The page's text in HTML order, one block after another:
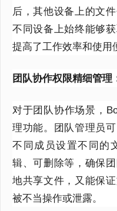
后，其他设备上的文
不同设备上始终能够
提高了工作效率和使用
团队协作权限精细管理
对于团队协作场景，
理功能。团队管理员
不同成员设置不同的
辑、可删除等，确保
地共享文件，又能保
被不当操作或泄露。